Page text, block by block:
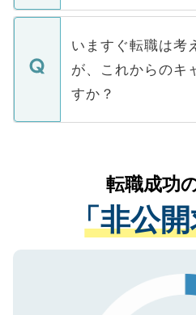
関を公にしてしまう
に、医療機関が求め
みを人材紹介会社に
ています。
定を承諾する必要は
の辞退の連絡はキャ
個人情報が漏えいす
で、ご安心ください
などで収集したご登
ご本人のキャリアア
支援を目的に使用い
ているすべての個人
は、個人情報の取り
管理基準を満たした
る、プライバシーマ
で、機密保持に関し
いますぐ転職は考
が、これからのキ
すか？
かがいして、現在の
経験をまじえながら
させていただきます
ない方には、長期的
ので、まずはご登録
転職成功
「非公